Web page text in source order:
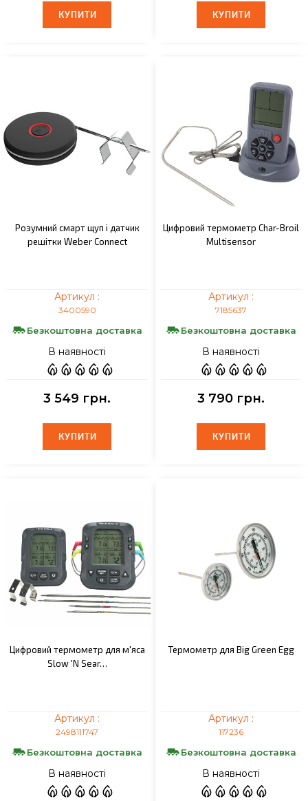
КУПИТИ
КУПИТИ КУПИТИ
КУПИТИ
Розумний смарт щуп і датчик
решітки Weber Connect
Артикул :
3400590
Безкоштовна доставка
В наявності
3 549 грн.
КУПИТИ
КУПИТИ
Цифровий термометр Char-Broil
Multisensor
Артикул :
7185637
Безкоштовна доставка
В наявності
3 790 грн.
КУПИТИ
КУПИТИ
Цифровий термометр для м'яса
Slow 'N Sear…
Артикул :
2498111747
Безкоштовна доставка
В наявності
Термометр для Big Green Egg
Артикул :
117236
Безкоштовна доставка
В наявності